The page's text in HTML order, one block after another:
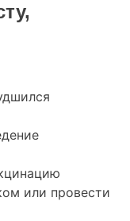
или провести